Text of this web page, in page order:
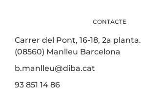
CONTACTE
Carrer del Pont, 16-18, 2a planta.
(08560) Manlleu Barcelona
b.manlleu@diba.cat
93 851 14 86